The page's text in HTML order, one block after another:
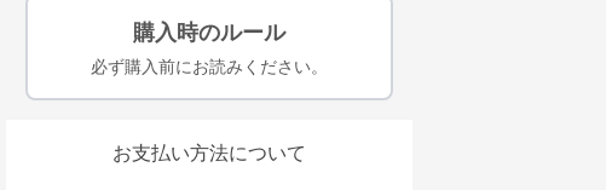
購入時のルール
必ず購入前にお読みください。
お支払い方法について